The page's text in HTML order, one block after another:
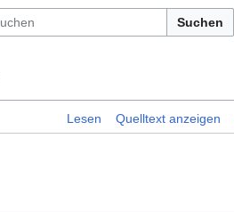
Suchen
Lesen Quelltext anzeigen